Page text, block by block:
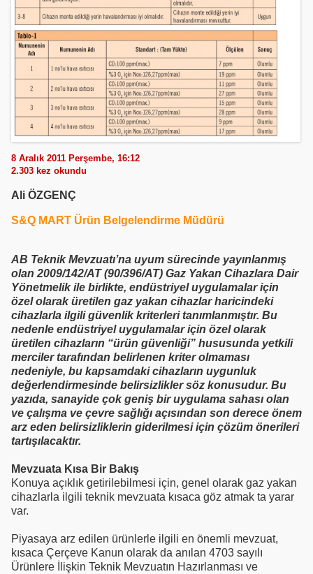
8 Aralık 2011 Perşembe, 16:12
2.303 kez okundu
Ali ÖZGENÇ
S&Q MART Ürün Belgelendirme Müdürü
AB Teknik Mevzuatı’na uyum sürecinde yayınlanmış
olan 2009/142/AT (90/396/AT) Gaz Yakan Cihazlara Dair
Yönetmelik ile birlikte, endüstriyel uygulamalar için
özel olarak üretilen gaz yakan cihazlar haricindeki
cihazlarla ilgili güvenlik kriterleri tanımlanmıştır. Bu
nedenle endüstriyel uygulamalar için özel olarak
üretilen cihazların “ürün güvenliği” hususunda yetkili
merciler tarafından belirlenen kriter olmaması
nedeniyle, bu kapsamdaki cihazların uygunluk
değerlendirmesinde belirsizlikler söz konusudur. Bu
yazıda, sanayide çok geniş bir uygulama sahası olan
ve çalışma ve çevre sağlığı açısından son derece önem
arz eden belirsizliklerin giderilmesi için çözüm önerileri
tartışılacaktır.
Mevzuata Kısa Bir Bakış
Konuya açıklık getirilebilmesi için, genel olarak gaz yakan
cihazlarla ilgili teknik mevzuata kısaca göz atmak ta yarar
var.
Piyasaya arz edilen ürünlerle ilgili en önemli mevzuat,
kısaca Çerçeve Kanun olarak da anılan 4703 sayılı
Ürünlere İlişkin Teknik Mevzuatın Hazırlanması ve